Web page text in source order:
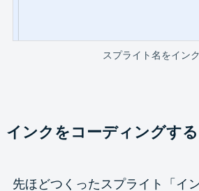
スプライト名をイン
インクをコーディングする
先ほどつくったスプライト「イ